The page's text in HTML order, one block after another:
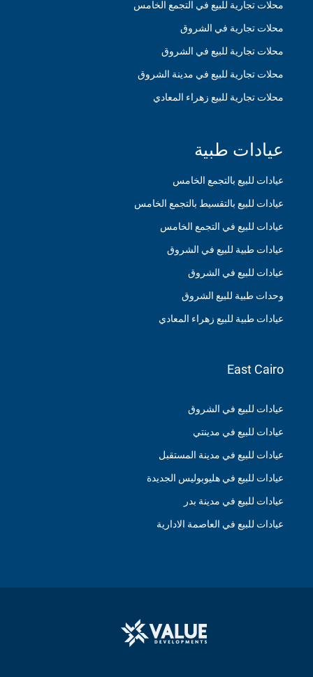
محلات تجارية للبيع في التجمع الخامس
محلات تجارية في الشروق
محلات تجارية للبيع في الشروق
محلات تجارية للبيع في مدينة الشروق
محلات تجارية للبيع زهراء المعادي
عيادات طبية
عيادات للبيع بالتجمع الخامس
عيادات للبيع بالتقسيط بالتجمع الخامس
عيادات للبيع في التجمع الخامس
عيادات طبية للبيع في الشروق
عيادات للبيع في الشروق
وحدات طبية للبيع الشروق
عيادات طبية للبيع زهراء المعادي
East Cairo
عيادات للبيع في الشروق
عيادات للبيع في مدينتي
عيادات للبيع في مدينة المستقبل
عيادات للبيع في هليوبوليس الجديدة
عيادات للبيع في مدينة بدر
عيادات للبيع في العاصمة الادارية